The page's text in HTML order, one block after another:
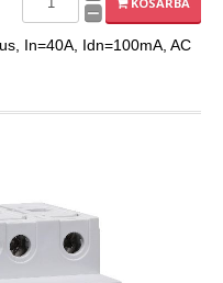
In=40A, Idn=100mA, AC